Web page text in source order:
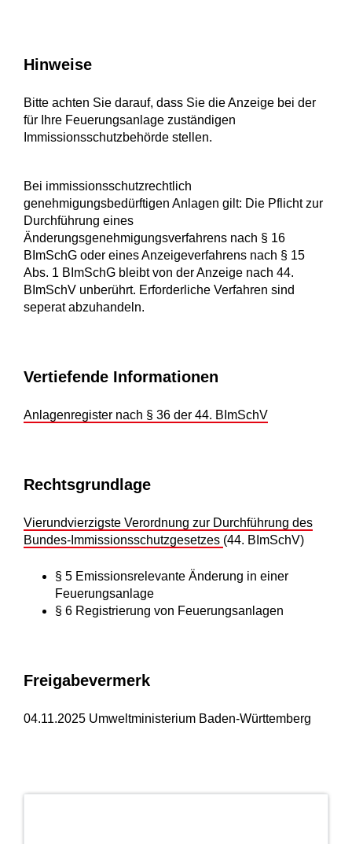
Hinweise
Bitte achten Sie darauf, dass Sie die Anzeige bei der
für Ihre Feuerungsanlage zuständigen
Immissionsschutzbehörde stellen.
Bei immissionsschutzrechtlich
genehmigungsbedürftigen Anlagen gilt: Die Pflicht zur
Durchführung eines
Änderungsgenehmigungsverfahrens nach § 16
BImSchG oder eines Anzeigeverfahrens nach § 15
Abs. 1 BImSchG bleibt von der Anzeige nach 44.
BImSchV unberührt. Erforderliche Verfahren sind
seperat abzuhandeln.
Vertiefende Informationen
Anlagenregister nach § 36 der 44. BImSchV
Rechtsgrundlage
Vierundvierzigste Verordnung zur Durchführung des
Bundes-Immissionsschutzgesetzes (44. BImSchV)
§ 5 Emissionsrelevante Änderung in einer
Feuerungsanlage
§ 6 Registrierung von Feuerungsanlagen
Freigabevermerk
04.11.2025 Umweltministerium Baden-Württemberg